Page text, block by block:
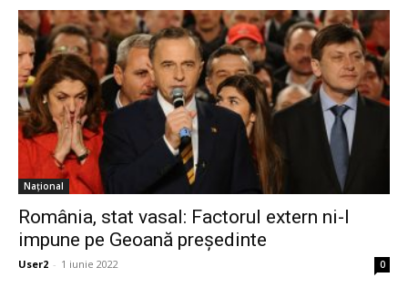
Național
România, stat vasal: Factorul extern ni-l
impune pe Geoană președinte
User2 - 1 iunie 2022 0